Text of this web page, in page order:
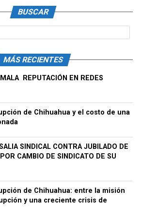
BUSCAR
MÁS RECIENTES
REPUTACIÓN EN REDES
de Chihuahua y el costo de una
SINDICAL CONTRA JUBILADO DE
CAMBIO DE SINDICATO DE SU
de Chihuahua: entre la misión
y una creciente crisis de